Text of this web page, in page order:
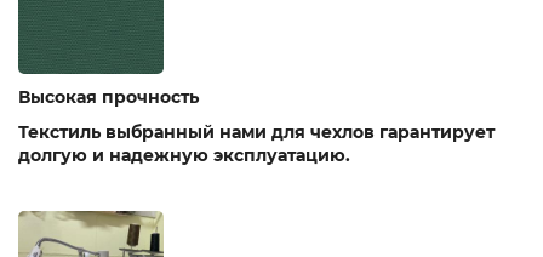
Высокая прочность
Текстиль выбранный нами для чехлов гарантирует
долгую и надежную эксплуатацию.